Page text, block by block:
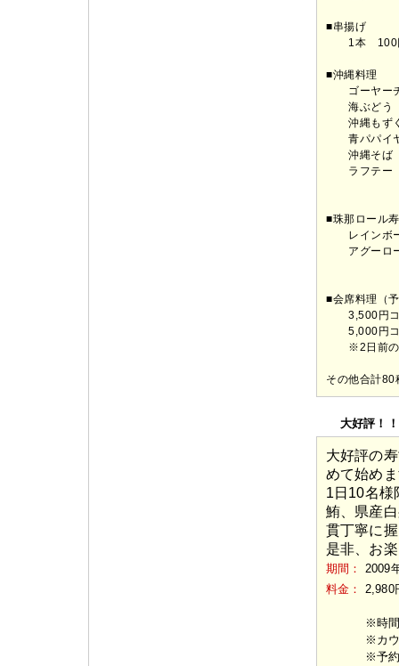
■串揚げ
1本 100
■沖縄料理
ゴーヤー
海ぶどう
沖縄もず
青パパイ
沖縄そば
ラフテ
■珠那ロール
レインボ
アグーロ
■会席料理（
3,500円コ
5,000円コ
※2日前の
その他合計80
大好評！
大好評の
めて始め
1日10名様
鮪、県産
貫丁寧に
是非、お
期間： 2009
料金： 2,980
※時
※カ
※予